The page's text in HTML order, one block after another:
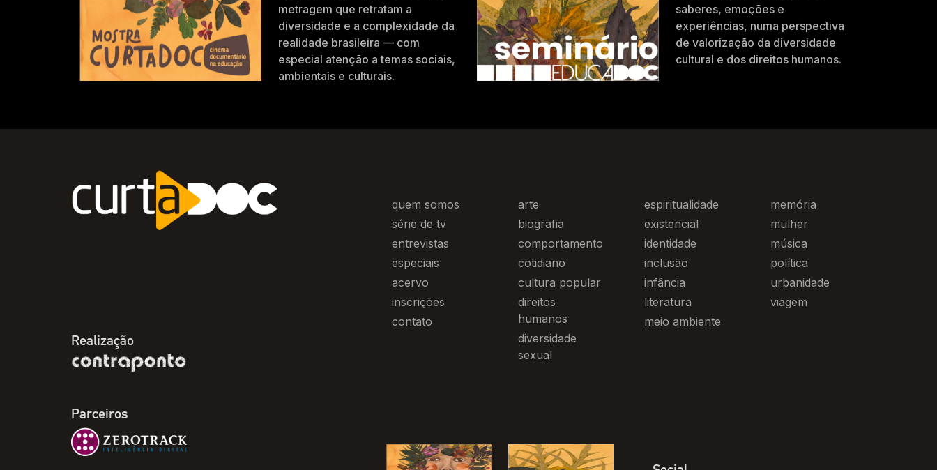
metragem que retratam a
diversidade e a complexidade da
realidade brasileira — com
especial atenção a temas sociais,
ambientais e culturais.
saberes, emoções e
experiências, numa perspectiva
de valorização da diversidade
cultural e dos direitos humanos.
Realização
Parceiros
quem somos
série de tv
entrevistas
especiais
acervo
inscrições
contato
arte
biografia
comportamento
cotidiano
cultura popular
direitos
humanos
diversidade
sexual
espiritualidade
existencial
identidade
inclusão
infância
literatura
meio ambiente
memória
mulher
música
política
urbanidade
viagem